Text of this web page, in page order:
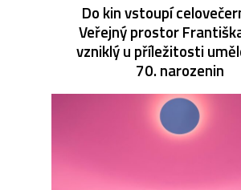
Do kin vstoupí
Veřejný prostor
vzniklý u příležitosti
70. narozenin